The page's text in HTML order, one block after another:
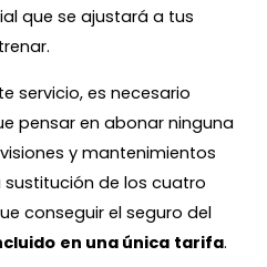
que se ajustará a tus
servicio, es necesario
pensar en abonar ninguna
y mantenimientos
de los cuatro
conseguir el seguro del
en una única tarifa.